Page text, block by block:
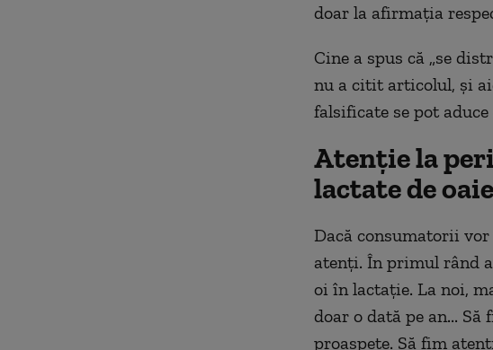
doar la afirmația
Cine a spus că „se
nu a citit articolul, și
falsificate se pot
Atenție la
lactate de
Dacă consumatorii
atenți. În primul rând
oi în lactație. La noi,
doar o dată pe an...
proaspete. Să fim